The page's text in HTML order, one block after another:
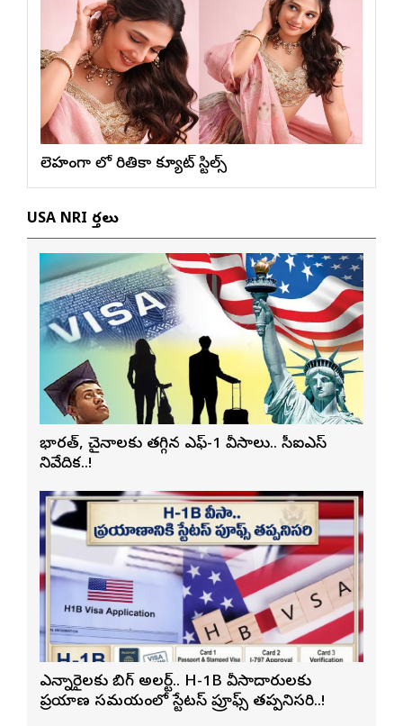
లెహంగా లో రితికా క్యూట్ స్టిల్స్
USA NRI వార్తలు
భారత్, చైనాలకు తగ్గిన ఎఫ్-1 వీసాలు.. సీఐఎస్
నివేదిక..!
ఎన్నారైలకు బిగ్ అలర్ట్.. H-1B వీసాదారులకు
ప్రయాణ సమయంలో స్టేటస్ ప్రూఫ్స్ తప్పనిసరి..!